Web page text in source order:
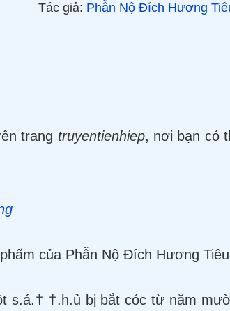
Tác giả: Phẫn Nộ Đích Hương
trang truyentienhiep, nơi bạn có
của Phẫn Nộ Đích Hương
s.á.† †.h.ủ bị bắt cóc từ năm